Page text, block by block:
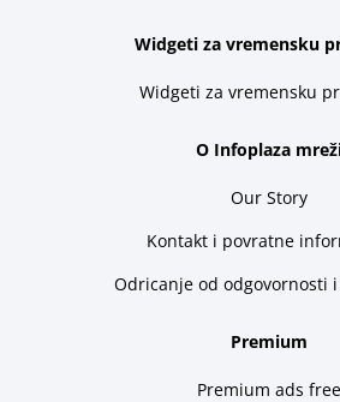
Widgeti za vremensku
Widgeti za vremensku
O Infoplaza
Our Story
Kontakt i povratne
Odricanje od odgovornosti
Premium
Premium ads free